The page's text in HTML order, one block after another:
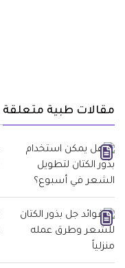
مقالات طبية متعلقة